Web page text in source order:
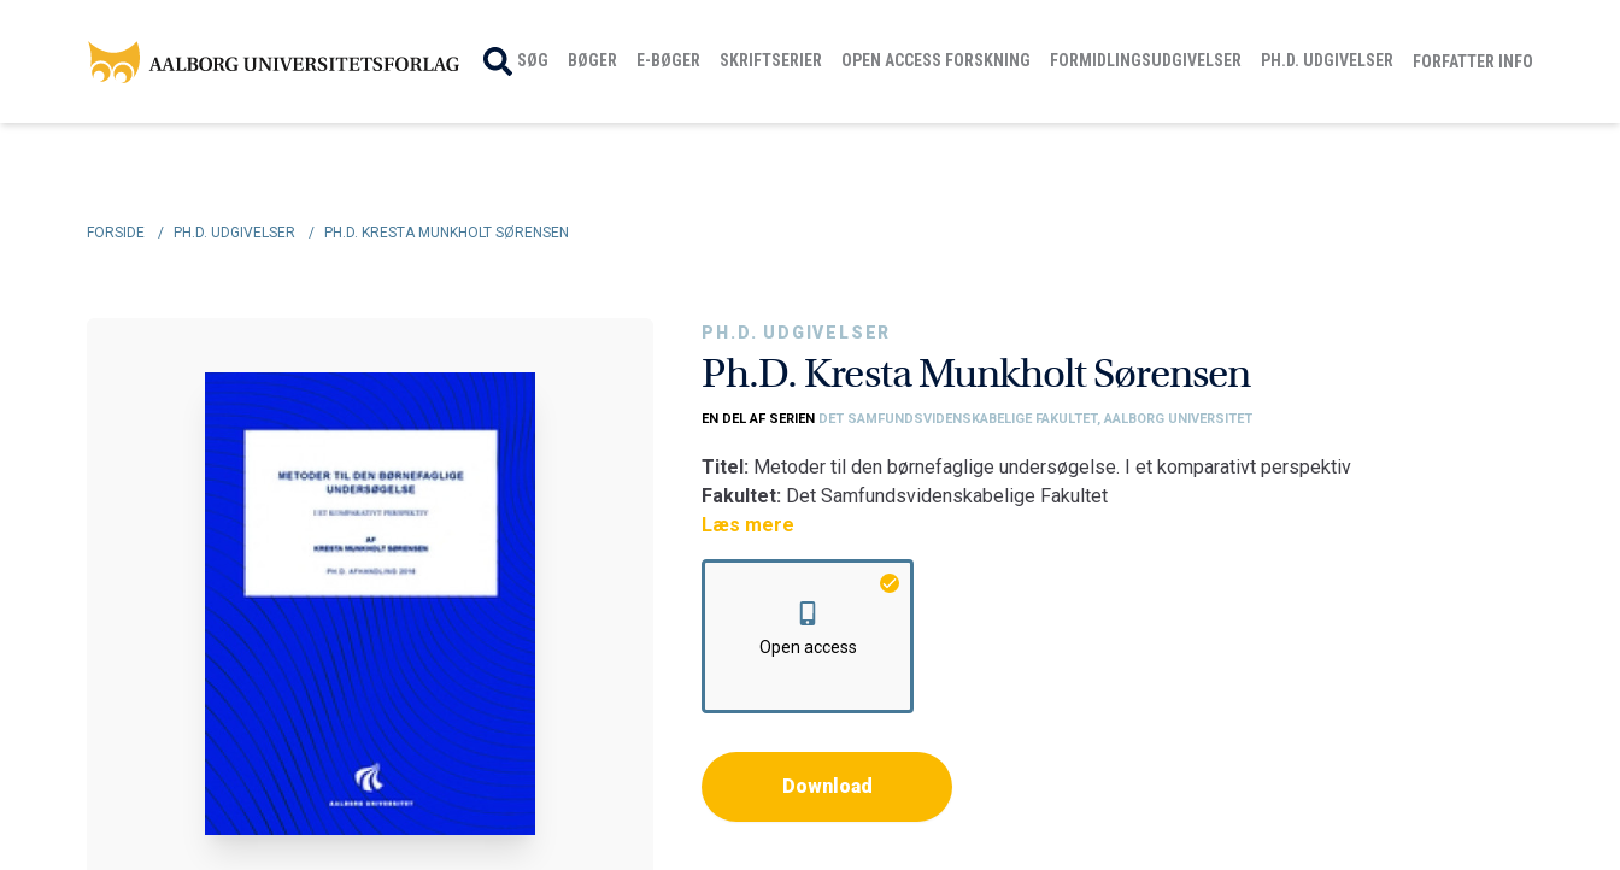
SØG BØGER E-BØGER SKRIFTSERIER OPEN ACCESS FORSKNING FORMIDLINGSUDGIVELSER PH.D. UDGIVELSER FORFATTER INFO
FORSIDE / PH.D. UDGIVELSER / PH.D. KRESTA MUNKHOLT SØRENSEN
PH.D. UDGIVELSER
Ph.D. Kresta Munkholt Sørensen
EN DEL AF SERIEN DET SAMFUNDSVIDENSKABELIGE FAKULTET, AALBORG UNIVERSITET
Titel: Metoder til den børnefaglige undersøgelse. I et komparativt perspektiv
Fakultet: Det Samfundsvidenskabelige Fakultet
Institut:Institut for Sociologi og Socialt Arbejde
Læs mere
Open access
Download